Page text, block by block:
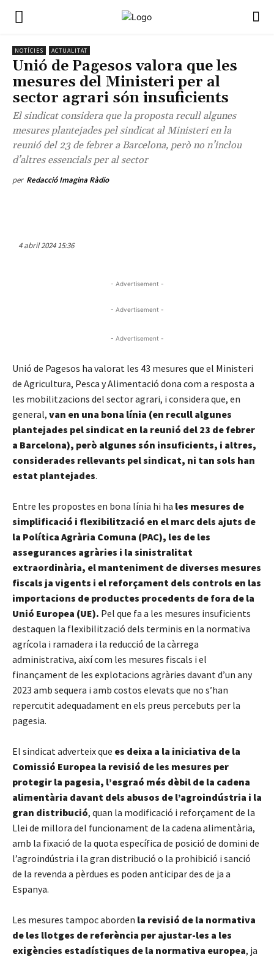
NOTÍCIES ACTUALITAT
Unió de Pagesos valora que les
mesures del Ministeri per al
sector agrari són insuficients
El sindicat considera que la proposta recull algunes
mesures plantejades pel sindicat al Ministeri en la
reunió del 23 de febrer a Barcelona, però no n’inclou
d’altres essencials per al sector
per Redacció Imagina Ràdio
4 abril 2024 15:36
- Advertisement -
- Advertisement -
- Advertisement -
Unió de Pagesos ha valorat les 43 mesures que el Ministeri
de Agricultura, Pesca y Alimentació dona com a resposta a
les mobilitzacions del sector agrari, i considera que, en
general, van en una bona línia (en recull algunes
plantejades pel sindicat en la reunió del 23 de febrer
a Barcelona), però algunes són insuficients, i altres,
considerades rellevants pel sindicat, ni tan sols han
estat plantejades.
Entre les propostes en bona línia hi ha les mesures de
simplificació i flexibilització en el marc dels ajuts de
la Política Agrària Comuna (PAC), les de les
assegurances agràries i la sinistralitat
extraordinària, el manteniment de diverses mesures
fiscals ja vigents i el reforçament dels controls en las
importacions de productes procedents de fora de la
Unió Europea (UE). Pel que fa a les mesures insuficients
destaquen la flexibilització dels terminis en la normativa
agrícola i ramadera i la reducció de la càrrega
administrativa, així com les mesures fiscals i el
finançament de les explotacions agràries davant d’un any
2023 amb sequera i amb costos elevats que no s’han
repercutit adequadament en els preus percebuts per la
pagesia.
El sindicat adverteix que es deixa a la iniciativa de la
Comissió Europea la revisió de les mesures per
protegir la pagesia, l’esgraó més dèbil de la cadena
alimentària davant dels abusos de l’agroindústria i la
gran distribució, quan la modificació i reforçament de la
Llei de millora del funcionament de la cadena alimentària,
amb la fixació de la quota específica de posició de domini de
l’agroindústria i la gran distribució o la prohibició i sanció
de la revenda a pèrdues es poden anticipar des de ja a
Espanya.
Les mesures tampoc aborden la revisió de la normativa
de les llotges de referència per ajustar-les a les
exigències estadístiques de la normativa europea, ja